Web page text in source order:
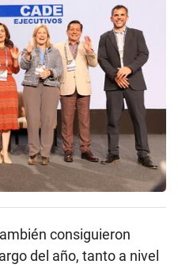
consiguieron
del año, tanto a nivel